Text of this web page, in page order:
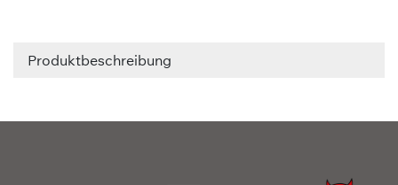
Produktbeschreibung